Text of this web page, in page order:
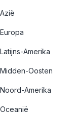
Azië
Europa
Latijns-Amerika
Midden-Oosten
Noord-Amerika
Oceanië